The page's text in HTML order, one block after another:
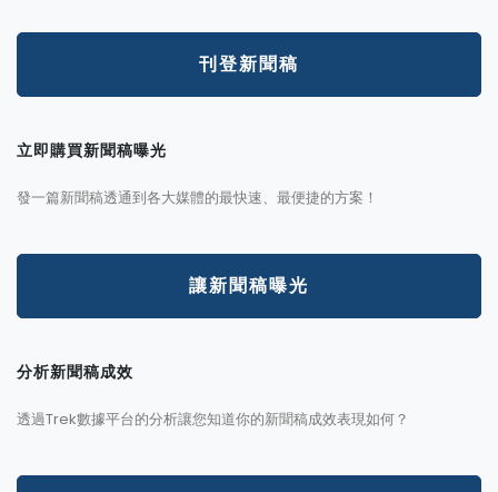
刊登新聞稿
立即購買新聞稿曝光
發一篇新聞稿透通到各大媒體的最快速、最便捷的方案！
讓新聞稿曝光
分析新聞稿成效
透過Trek數據平台的分析讓您知道你的新聞稿成效表現如何？